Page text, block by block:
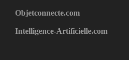
Objetconnecte.com
Intelligence-Artificielle.com